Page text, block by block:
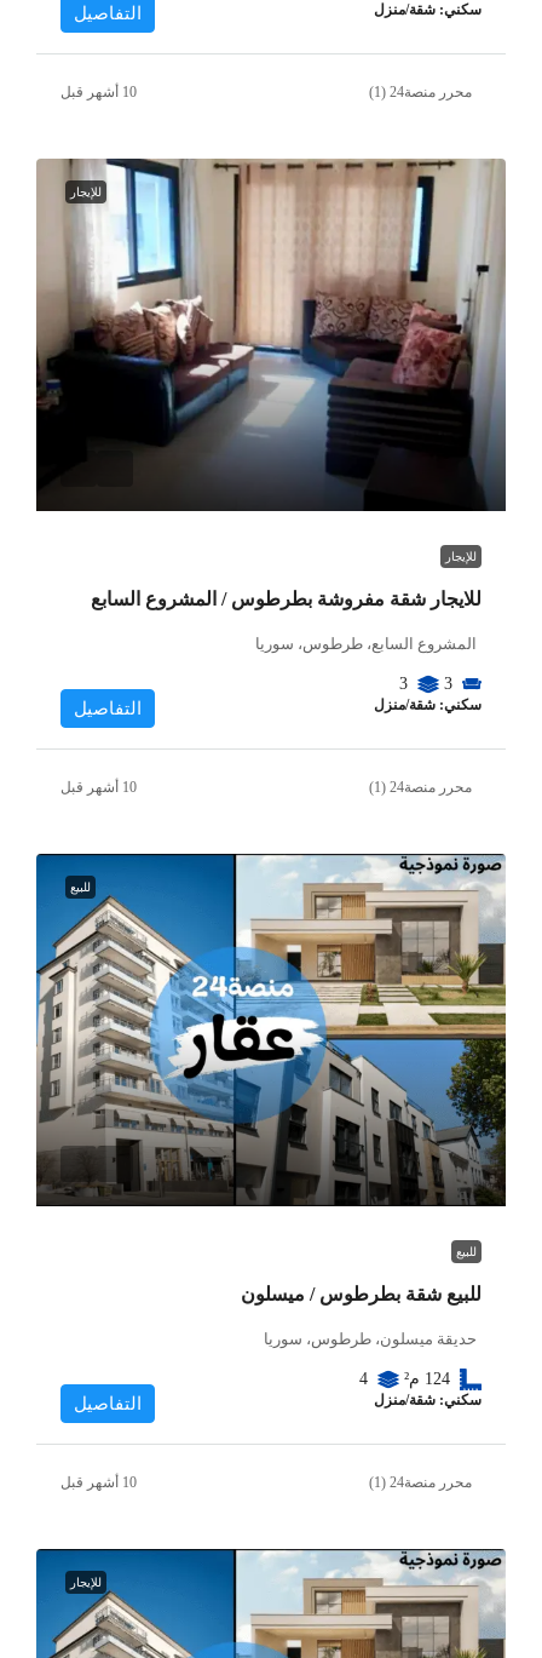
سكني: شقة/منزل التفاصيل
محرر منصة24 (1)
للإيجار
للإيجار
للايجار شقة مفروشة بطرطوس / المشروع السابع
المشروع السابع، طرطوس، سوريا
3
3
سكني: شقة/منزل التفاصيل
محرر منصة24 (1)
للبيع
للبيع
للبيع شقة بطرطوس / ميسلون
حديقة ميسلون، طرطوس، سوريا
124 م² 4
سكني: شقة/منزل التفاصيل
محرر منصة24 (1)
للإيجار